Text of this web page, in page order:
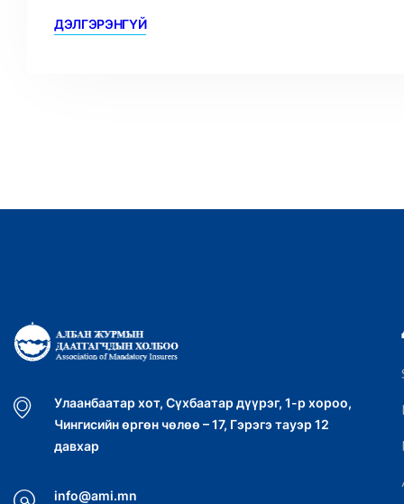
ДЭЛГЭРЭНГҮЙ
Улаанбаатар хот, Сүхбаатар дүүрэг, 1-р хороо,
Чингисийн өргөн чөлөө – 17, Гэрэгэ тауэр 12
давхар
info@ami.mn